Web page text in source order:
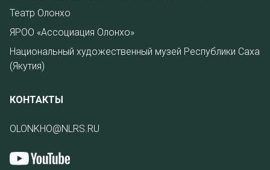
Театр Олонхо
ЯРОО «Ассоциация Олонхо»
Национальный художественный музей Республики Саха
(Якутия)
КОНТАКТЫ
OLONKHO@NLRS.RU